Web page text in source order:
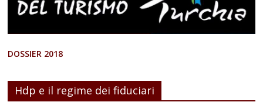
DOSSIER 2018
Hdp e il regime dei fiduciari